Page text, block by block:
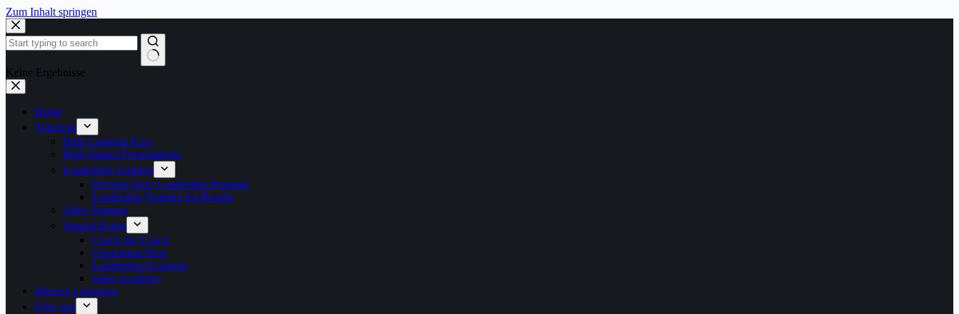
Zum Inhalt springen
Keine Ergebnisse
Home
Trainings
Dale Carnegie Kurs
High Impact Presentations
Leadership Training
Develop Your Leadership Potential
Leadership Training for Results
Sales Training
Spezial-Kurse
Coach the Coach
Generation.Next
Leadership-Academy
Sales-Academy
Inhouse Lösungen
Über uns